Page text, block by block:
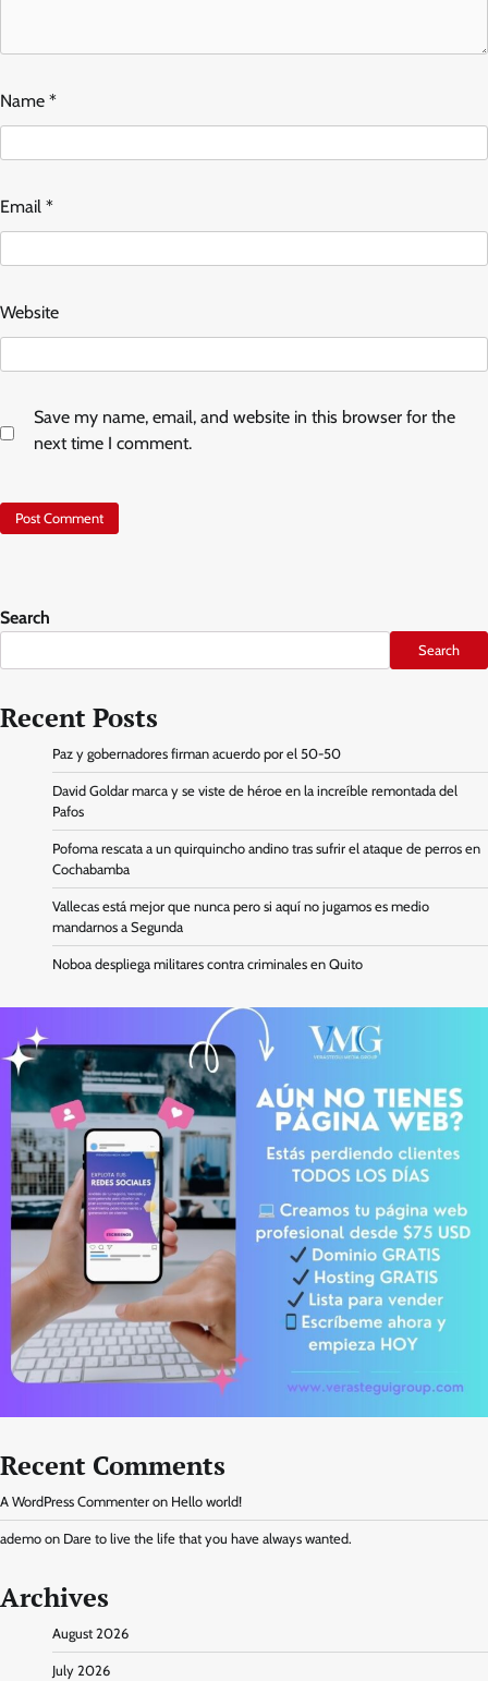
Name *
Email *
Website
Save my name, email, and website in this browser for the
next time I comment.
Search
Search
Recent Posts
Paz y gobernadores firman acuerdo por el 50-50
David Goldar marca y se viste de héroe en la increíble remontada del
Pafos
Pofoma rescata a un quirquincho andino tras sufrir el ataque de perros en
Cochabamba
Vallecas está mejor que nunca pero si aquí no jugamos es medio
mandarnos a Segunda
Noboa despliega militares contra criminales en Quito
Recent Comments
A WordPress Commenter on Hello world!
ademo on Dare to live the life that you have always wanted.
Archives
August 2026
July 2026